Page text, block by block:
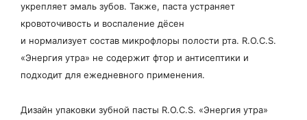
укрепляет эмаль зубов. Также, паста устраняет
кровоточивость и воспаление дёсен
и нормализует состав микрофлоры полости рта. R.O.C.S.
«Энергия утра» не содержит фтор и антисептики и
подходит для ежедневного применения.
Дизайн упаковки зубной пасты R.O.C.S. «Энергия утра»